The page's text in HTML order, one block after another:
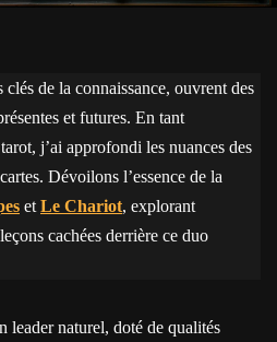
de la connaissance, ouvrent des
et futures. En tant
j’ai approfondi les nuances des
Dévoilons l’essence de la
et Le Chariot, explorant
cachées derrière ce duo
leader naturel, doté de qualités